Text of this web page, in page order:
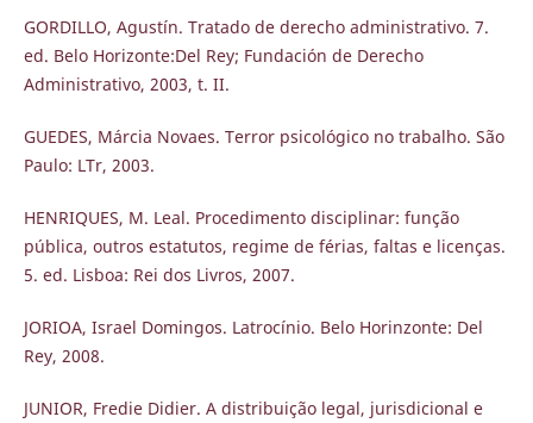
GORDILLO, Agustín. Tratado de derecho administrativo. 7.
ed. Belo Horizonte:Del Rey; Fundación de Derecho
Administrativo, 2003, t. II.
GUEDES, Márcia Novaes. Terror psicológico no trabalho. São
Paulo: LTr, 2003.
HENRIQUES, M. Leal. Procedimento disciplinar: função
pública, outros estatutos, regime de férias, faltas e licenças.
5. ed. Lisboa: Rei dos Livros, 2007.
JORIOA, Israel Domingos. Latrocínio. Belo Horinzonte: Del
Rey, 2008.
JUNIOR, Fredie Didier. A distribuição legal, jurisdicional e